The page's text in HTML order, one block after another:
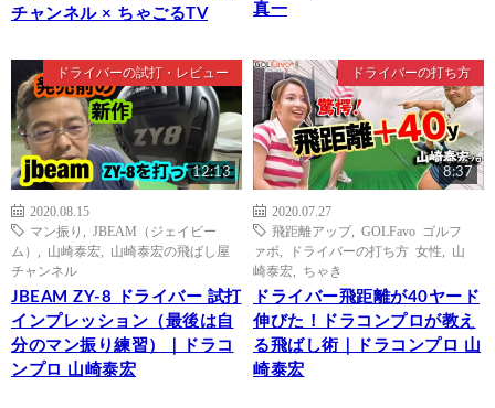
チャンネル × ちゃごるTV
真一
ドライバーの試打・レビュー
12:13
2020.08.15
マン振り
JBEAM（ジェイビー
ム）
山崎泰宏
山崎泰宏の飛ばし屋
チャンネル
JBEAM ZY-8 ドライバー 試打
インプレッション（最後は自
分のマン振り練習）｜ドラコ
ンプロ 山崎泰宏
ドライバーの打ち方
8:37
2020.07.27
飛距離アップ, GOLFavo ゴルフ
ァボ
ドライバーの打ち方 女性
山
崎泰宏
ちゃき
ドライバー飛距離が40ヤード
伸びた！ドラコンプロが教え
る飛ばし術｜ドラコンプロ 山
崎泰宏